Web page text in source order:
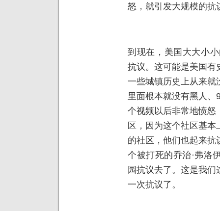
怒，就引发大规模的抗
到现在，美国大大小
抗议。这可能是美国有
一些城镇历史上从来就
里面根本就没有黑人
个视频以后非常地愤怒
区，因为这个社区基
的社区，他们也起来
个被打死的乔治·弗洛
园抗议去了。这是我
一次抗议了。